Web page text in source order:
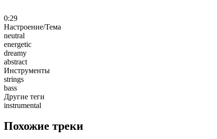
0:29
Настроение/Тема
neutral
energetic
dreamy
abstract
Инструменты
strings
bass
Другие теги
instrumental
Похожие треки